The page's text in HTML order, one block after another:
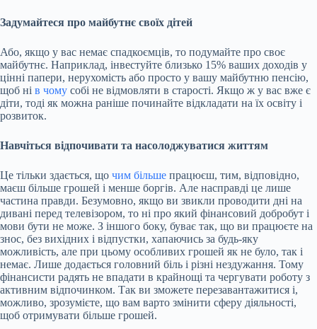
Задумайтеся про майбутнє своїх дітей
Або, якщо у вас немає спадкоємців, то подумайте про своє
майбутнє. Наприклад, інвестуйте близько 15% ваших доходів у
цінні папери, нерухомість або просто у вашу майбутню пенсію,
щоб ні в чому собі не відмовляти в старості. Якщо ж у вас вже є
діти, тоді як можна раніше починайте відкладати на їх освіту і
розвиток.
Навчіться відпочивати та насолоджуватися життям
Це тільки здається, що чим більше працюєш, тим, відповідно,
маєш більше грошей і менше боргів. Але насправді це лише
частина правди. Безумовно, якщо ви звикли проводити дні на
дивані перед телевізором, то ні про який фінансовий добробут і
мови бути не може. З іншого боку, буває так, що ви працюєте на
знос, без вихідних і відпустки, хапаючись за будь-яку
можливість, але при цьому особливих грошей як не було, так і
немає. Лише додається головний біль і різні нездужання. Тому
фінансисти радять не впадати в крайнощі та чергувати роботу з
активним відпочинком. Так ви зможете перезавантажитися і,
можливо, зрозумієте, що вам варто змінити сферу діяльності,
щоб отримувати більше грошей.